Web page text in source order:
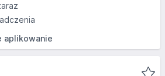
aplikowanie